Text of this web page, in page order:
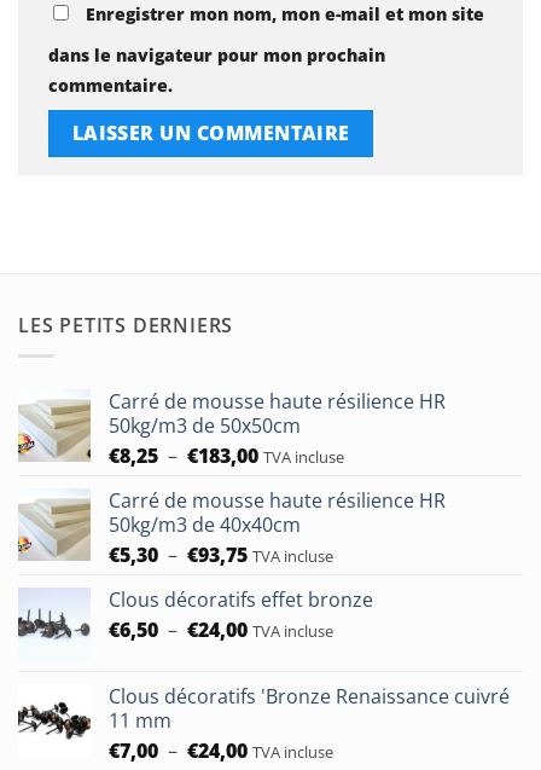
Enregistrer mon nom, mon e-mail et mon site
dans le navigateur pour mon prochain
commentaire.
LES PETITS DERNIERS
Carré de mousse haute résilience HR
50kg/m3 de 50x50cm
€8,25 – €183,00Plage
prix :
€8,25
à
TVA incluse
Carré de mousse haute résilience HR
50kg/m3 de 40x40cm
€5,30 – €93,75Plage
prix :
€5,30
TVA incluse
Clous décoratifs effet bronze
€6,50 – €24,00Plage
€6,50
€24,00
TVA incluse
Clous décoratifs 'Bronze Renaissance cuivré
11 mm
€7,00 – €24,00Plage
TVA incluse